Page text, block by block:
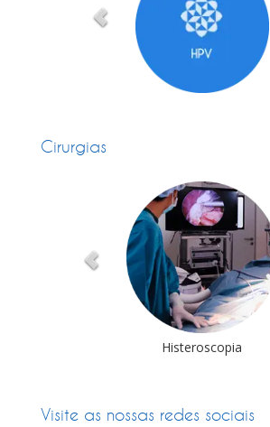
Cirurgias
Histeroscopia
Visite as nossas redes sociais